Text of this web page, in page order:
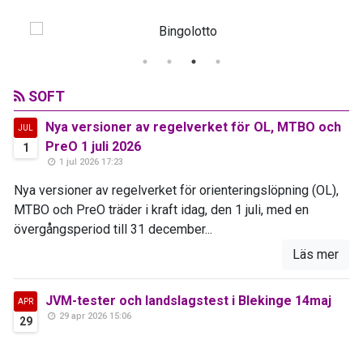
SOFT
JUL
1
Nya versioner av regelverket för OL, MTBO och
PreO 1 juli 2026
1 jul 2026 17:23
Nya versioner av regelverket för orienteringslöpning (OL),
MTBO och PreO träder i kraft idag, den 1 juli, med en
övergångsperiod till 31 december...
Läs mer
APR
29
JVM-tester och landslagstest i Blekinge 14maj
29 apr 2026 15:06